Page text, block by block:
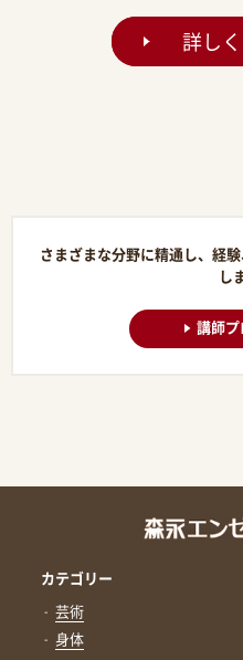
詳し
さまざまな分野に精通し、経
し
講師
カテゴリー
芸術
身体